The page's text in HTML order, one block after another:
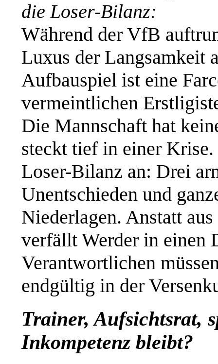
die Loser-Bilanz:
Während der VfB
Luxus der Langsamkeit
Aufbauspiel ist eine
vermeintlichen
Die Mannschaft hat
steckt tief in einer
Loser-Bilanz an: Drei
Unentschieden und
Niederlagen. Anstatt
verfällt Werder in einen
Verantwortlichen
endgültig in der
Trainer, Aufsichtsrat,
Inkompetenz bleibt?